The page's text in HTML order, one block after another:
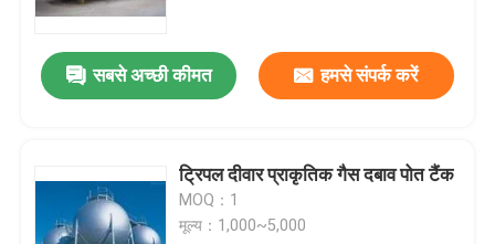
सबसे अच्छी कीमत हमसे संपर्क करें
ट्रिपल दीवार प्राकृतिक गैस दबाव पोत टैंक
MOQ：1
मूल्य：1,000~5,000